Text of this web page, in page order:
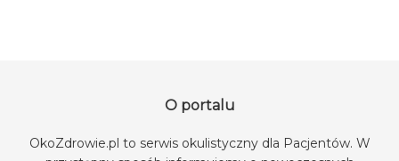
O portalu
OkoZdrowie.pl to serwis okulistyczny dla Pacjentów. W